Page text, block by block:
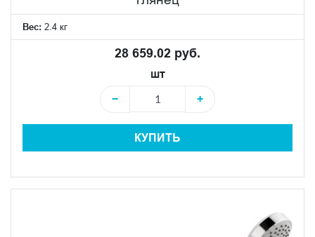
Вес: 2.4 кг
28 659.02 руб.
шт
−
+
КУПИТЬ